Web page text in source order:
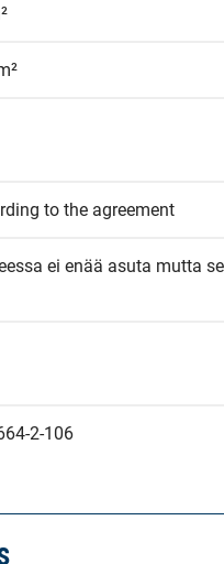
to the agreement
ei enää asuta mutta
2-106